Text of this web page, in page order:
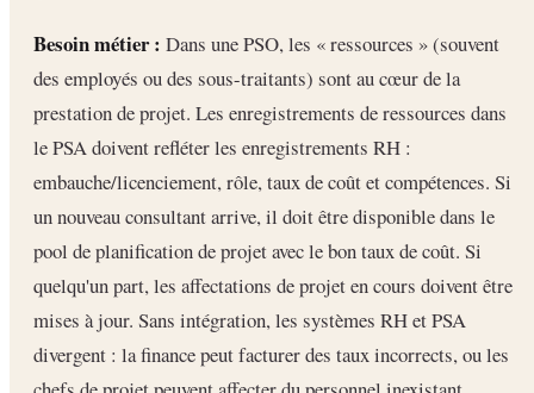
Besoin métier : Dans une PSO, les « ressources » (souvent
des employés ou des sous-traitants) sont au cœur de la
prestation de projet. Les enregistrements de ressources dans
le PSA doivent refléter les enregistrements RH :
embauche/licenciement, rôle, taux de coût et compétences. Si
un nouveau consultant arrive, il doit être disponible dans le
pool de planification de projet avec le bon taux de coût. Si
quelqu'un part, les affectations de projet en cours doivent être
mises à jour. Sans intégration, les systèmes RH et PSA
divergent : la finance peut facturer des taux incorrects, ou les